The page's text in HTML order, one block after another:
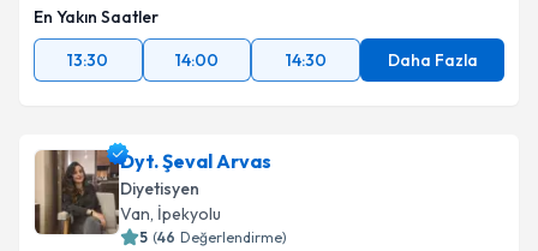
En Yakın Saatler
13:30
14:00 14:30 Daha Fazla
Dyt. Şeval Arvas
Diyetisyen
Van, İpekyolu
5 (46 Değerlendirme)